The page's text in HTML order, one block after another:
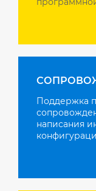
Поддержка
написания